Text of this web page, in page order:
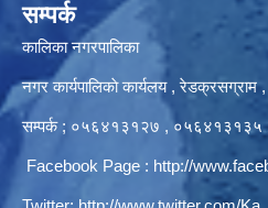
सम्पर्क
कालिका नगरपालिका
नगर कार्यपालिकाे कार्यलय‍ , रेडक्रसग्राम
सम्पर्क ; ०५६४१३१२७ ,
Facebook Page : http://